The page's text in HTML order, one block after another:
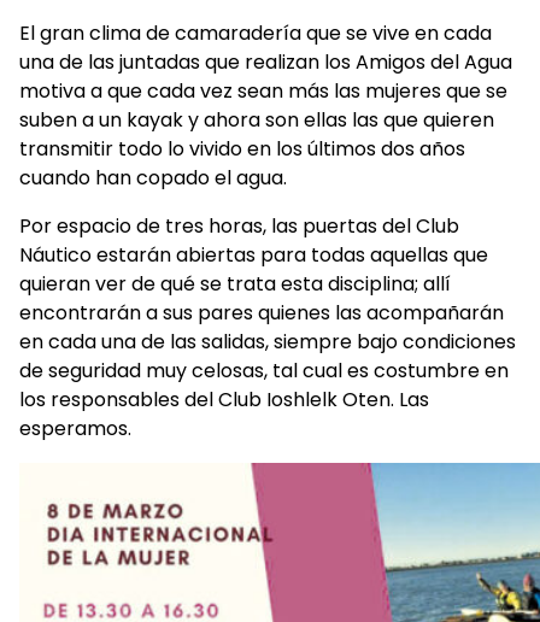
El gran clima de camaradería que se vive en cada
una de las juntadas que realizan los Amigos del Agua
motiva a que cada vez sean más las mujeres que se
suben a un kayak y ahora son ellas las que quieren
transmitir todo lo vivido en los últimos dos años
cuando han copado el agua.
Por espacio de tres horas, las puertas del Club
Náutico estarán abiertas para todas aquellas que
quieran ver de qué se trata esta disciplina; allí
encontrarán a sus pares quienes las acompañarán
en cada una de las salidas, siempre bajo condiciones
de seguridad muy celosas, tal cual es costumbre en
los responsables del Club Ioshlelk Oten. Las
esperamos.